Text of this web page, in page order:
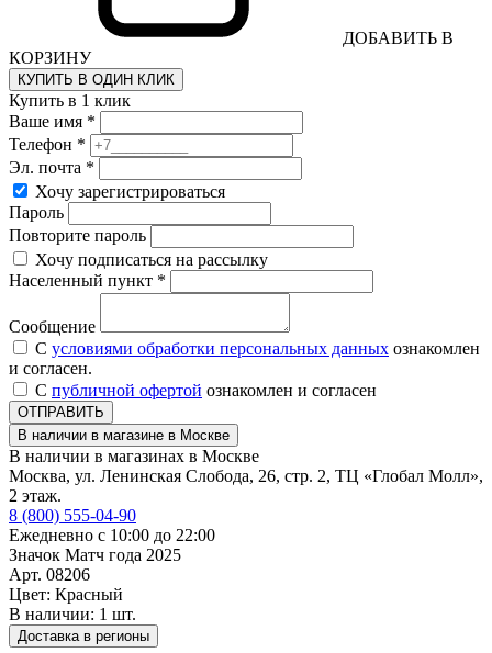
ДОБАВИТЬ В
КОРЗИНУ
КУПИТЬ В ОДИН КЛИК
Купить в 1 клик
Ваше имя *
Телефон *
Эл. почта *
Хочу зарегистрироваться
Пароль
Повторите пароль
Хочу подписаться на рассылку
Населенный пункт *
Сообщение
С условиями обработки персональных данных ознакомлен
и согласен.
С публичной офертой ознакомлен и согласен
ОТПРАВИТЬ
В наличии в магазине в Москве
В наличии в магазинах в Москве
Москва, ул. Ленинская Слобода, 26, стр. 2, ТЦ «Глобал Молл»,
2 этаж.
8 (800) 555-04-90
Ежедневно с 10:00 до 22:00
Значок Матч года 2025
Арт. 08206
Цвет: Красный
В наличии: 1 шт.
Доставка в регионы